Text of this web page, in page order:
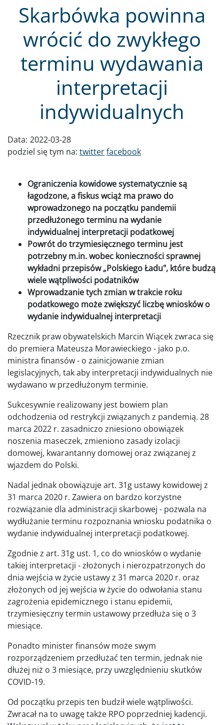
Skarbówka powinna
wrócić do zwykłego
terminu wydawania
interpretacji
indywidualnych
Data: 2022-03-28
podziel się tym na: twitterfacebook
Ograniczenia kowidowe systematycznie są
łagodzone, a fiskus wciąż ma prawo do
wprowadzonego na początku pandemii
przedłużonego terminu na wydanie
indywidualnej interpretacji podatkowej
Powrót do trzymiesięcznego terminu jest
potrzebny m.in. wobec konieczności sprawnej
wykładni przepisów „Polskiego Ładu", które budzą
wiele wątpliwości podatników
Wprowadzanie tych zmian w trakcie roku
podatkowego może zwiększyć liczbę wniosków o
wydanie indywidualnej interpretacji
Rzecznik praw obywatelskich Marcin Wiącek zwraca się
do premiera Mateusza Morawieckiego - jako p.o.
ministra finansów - o zainicjowanie zmian
legislacyjnych, tak aby interpretacji indywidualnych nie
wydawano w przedłużonym terminie.
Sukcesywnie realizowany jest bowiem plan
odchodzenia od restrykcji związanych z pandemią. 28
marca 2022 r. zasadniczo zniesiono obowiązek
noszenia maseczek, zmieniono zasady izolacji
domowej, kwarantanny domowej oraz związanej z
wjazdem do Polski.
Nadal jednak obowiązuje art. 31g ustawy kowidowej z
31 marca 2020 r. Zawiera on bardzo korzystne
rozwiązanie dla administracji skarbowej - pozwala na
wydłużanie terminu rozpoznania wniosku podatnika o
wydanie indywidualnej interpretacji podatkowej.
Zgodnie z art. 31g ust. 1, co do wniosków o wydanie
takiej interpretacji - złożonych i nierozpatrzonych do
dnia wejścia w życie ustawy z 31 marca 2020 r. oraz
złożonych od jej wejścia w życie do odwołania stanu
zagrożenia epidemicznego i stanu epidemii,
trzymiesięczny termin ustawowy przedłuża się o 3
miesiące.
Ponadto minister finansów może swym
rozporządzeniem przedłużać ten termin, jednak nie
dłużej niż o 3 miesiące, przy uwzględnieniu skutków
COVID-19.
Od początku przepis ten budził wiele wątpliwości.
Zwracał na to uwagę także RPO poprzedniej kadencji.